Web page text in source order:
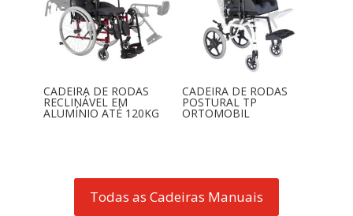
CADEIRA DE RODAS
RECLINÁVEL EM
ALUMÍNIO ATÉ 120KG
CADEIRA DE RODAS
POSTURAL TP
ORTOMOBIL
Todas as Cadeiras Manuais